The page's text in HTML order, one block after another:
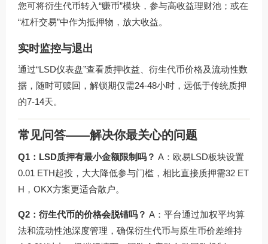
您可将衍生代币转入“赚币”模块，参与高收益理财池；或在
“杠杆交易”中作为抵押物，放大收益。
实时监控与退出
通过“LSD仪表盘”查看质押收益、衍生代币价格及流动性数
据，随时可赎回，解锁期仅需24-48小时，远低于传统质押
的7-14天。
常见问答——解决你最关心的问题
Q1：LSD质押有最小金额限制吗？ A：欧易LSD板块设置
0.01 ETH起投，大大降低参与门槛，相比直接质押需32 ET
H，OKX方案更适合散户。
Q2：衍生代币的价格会脱锚吗？ A：平台通过加权平均算
法和流动性池深度管理，确保衍生代币与原生币价差维持